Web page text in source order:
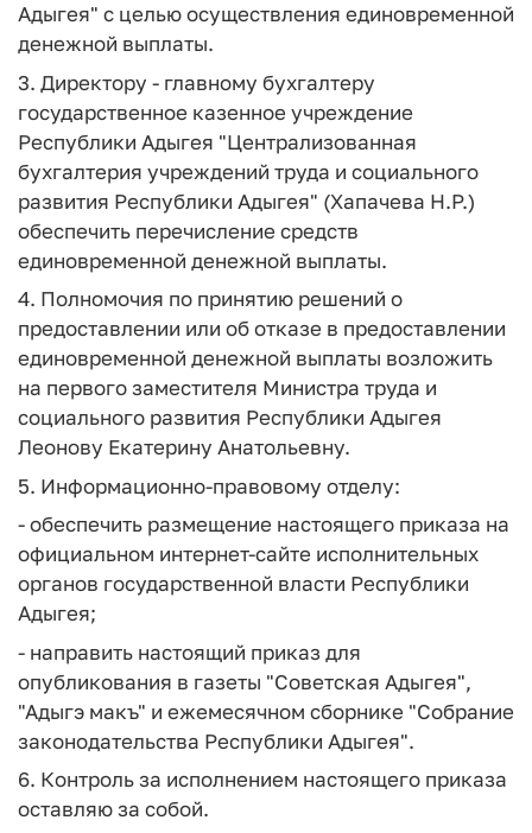
Адыгея" с целью осуществления единовременной
денежной выплаты.
3. Директору - главному бухгалтеру
государственное казенное учреждение
Республики Адыгея "Централизованная
бухгалтерия учреждений труда и социального
развития Республики Адыгея" (Хапачева Н.Р.)
обеспечить перечисление средств
единовременной денежной выплаты.
4. Полномочия по принятию решений о
предоставлении или об отказе в предоставлении
единовременной денежной выплаты возложить
на первого заместителя Министра труда и
социального развития Республики Адыгея
Леонову Екатерину Анатольевну.
5. Информационно-правовому отделу:
- обеспечить размещение настоящего приказа на
официальном интернет-сайте исполнительных
органов государственной власти Республики
Адыгея;
- направить настоящий приказ для
опубликования в газеты "Советская Адыгея",
"Адыгэ макъ" и ежемесячном сборнике "Собрание
законодательства Республики Адыгея".
6. Контроль за исполнением настоящего приказа
оставляю за собой.